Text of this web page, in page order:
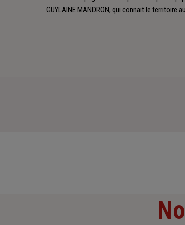
GUYLAINE MANDRON, qui connait le territoire